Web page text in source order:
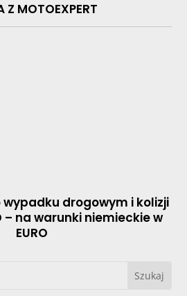
Z MOTOEXPERT
drogowym i kolizji
– na warunki niemieckie w
EURO